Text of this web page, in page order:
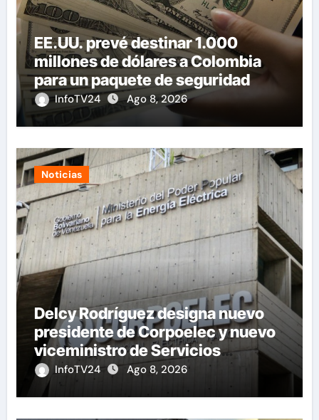
EE.UU. prevé destinar 1.000
millones de dólares a Colombia
para un paquete de seguridad
InfoTV24 Ago 8, 2026
Noticias
Delcy Rodríguez designa nuevo
presidente de Corpoelec y nuevo
viceministro de Servicios
Eléctricos
InfoTV24 Ago 8, 2026